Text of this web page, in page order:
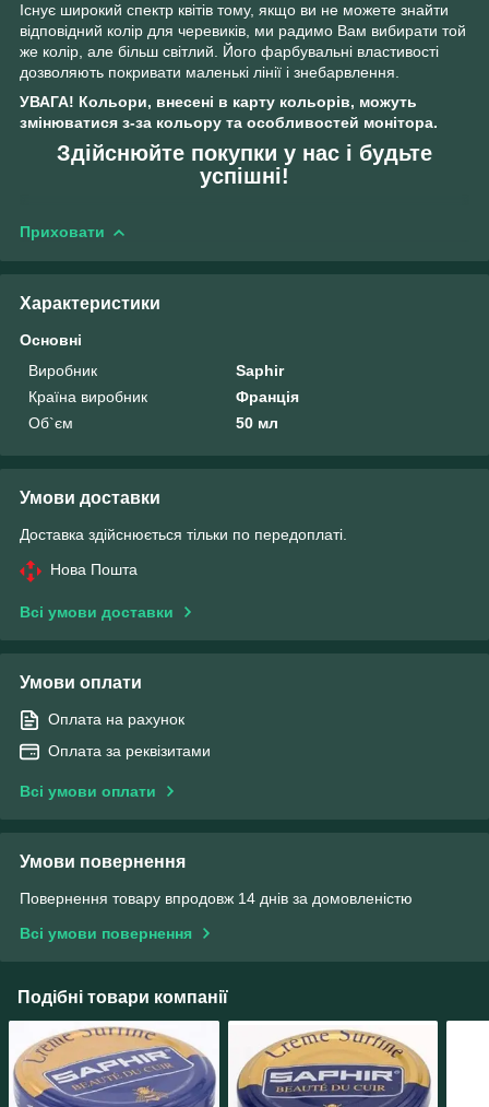
Існує широкий спектр квітів тому, якщо ви не можете знайти
відповідний колір для черевиків, ми радимо Вам вибирати той
же колір, але більш світлий. Його фарбувальні властивості
дозволяють покривати маленькі лінії і знебарвлення.
УВАГА! Кольори, внесені в карту кольорів, можуть
змінюватися з-за кольору та особливостей монітора.
Здійснюйте покупки у нас і будьте
успішні!
Приховати
Характеристики
Основні
Виробник
Saphir
Країна виробник
Франція
Об`єм
50 мл
Умови доставки
Доставка здійснюється тільки по передоплаті.
Нова Пошта
Всі умови доставки
Умови оплати
Оплата на рахунок
Оплата за реквізитами
Всі умови оплати
Умови повернення
Повернення товару впродовж 14 днів за домовленістю
Всі умови повернення
Подібні товари компанії